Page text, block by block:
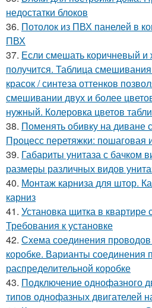
недостатки блоков
36. Потолок из ПВХ панелей в
ПВХ
37. Если смешать коричневый и
получится. Таблица
красок / синтеза оттенков
смешивании двух и более
нужный. Колеровка цветов
38. Поменять обивку на диване
Процесс перетяжки: пошаговая
39. Габариты унитаза с бачком
размеры различных видов
40. Монтаж карниза для штор.
карниз
41. Установка щитка в квартире
Требования к установке
42. Схема соединения
коробке. Варианты соединения
распределительной коробке
43. Подключение однофазного
типов однофазных двигателей